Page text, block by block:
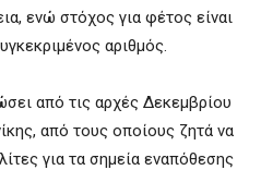
ενώ στόχος για φέτος είναι
αριθμός.
από τις αρχές Δεκεμβρίου
από τους οποίους ζητά να
για τα σημεία εναπόθεσης